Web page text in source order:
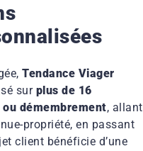
Tendance Viager
sur plus de 16
démembrement, allant
propriété, en passant
client bénéficie d’une